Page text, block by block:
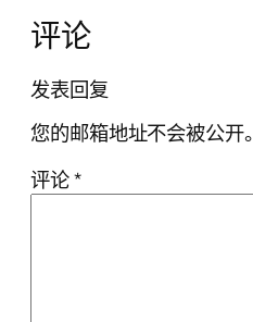
评论
发表回复
您的邮箱地址不会被公开。
评论*